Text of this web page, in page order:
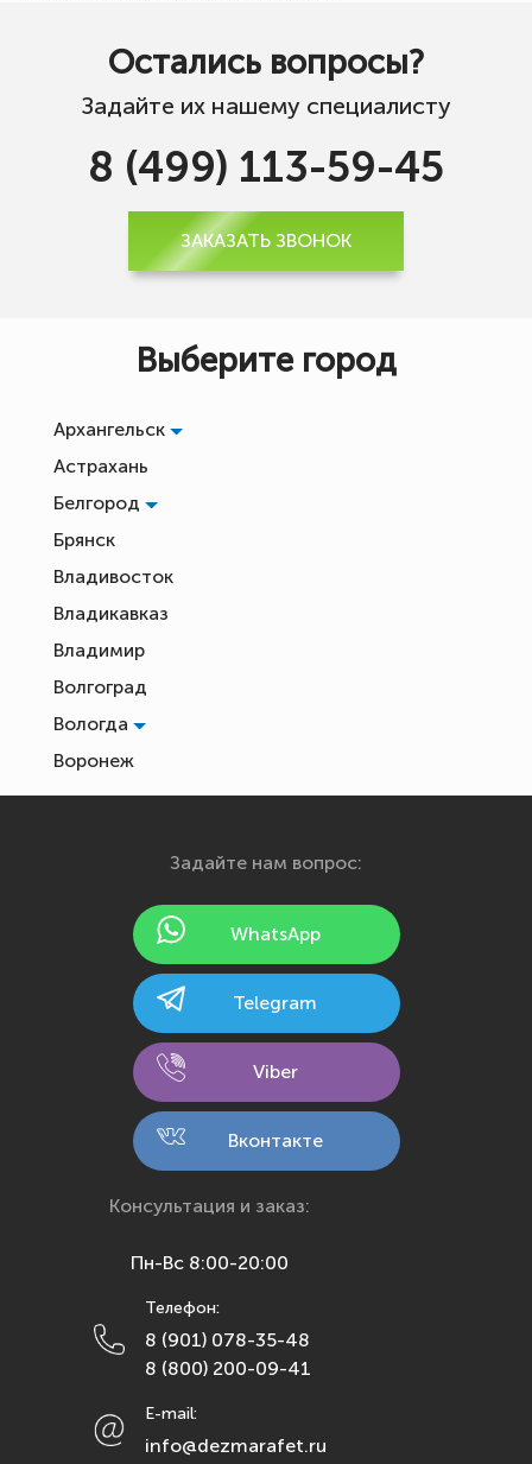
Остались вопросы?
Задайте их нашему специалисту
8 (499) 113-59-45
ЗАКАЗАТЬ ЗВОНОК
Выберите город
Архангельск
Астрахань
Белгород
Брянск
Владивосток
Владикавказ
Владимир
Волгоград
Вологда
Воронеж
Екатеринбург
Йошкар-Ола
Калининград
Кемерово
Кострома
Краснодар
Красноярск
Махачкала
Москва
Набережные Челны
Нижний Новгород
Задайте нам вопрос:
WhatsApp
Telegram
Viber
Вконтакте
Консультация и заказ:
Пн-Вс 8:00-20:00
Телефон:
8 (901) 078-35-48
8 (800) 200-09-41
E-mail:
info@dezmarafet.ru